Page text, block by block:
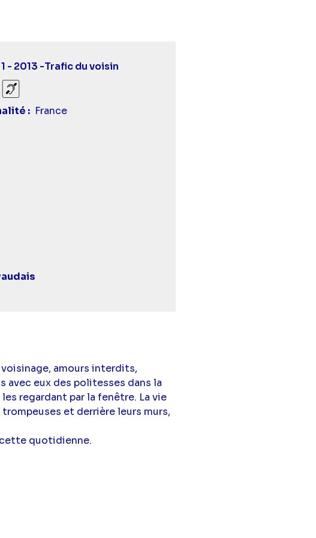
- 2013 -Trafic du voisin
Sourds et malentendants
France
amours interdits,
avec eux des politesses dans la
regardant par la fenêtre. La vie
et derrière leurs murs,
quotidienne.